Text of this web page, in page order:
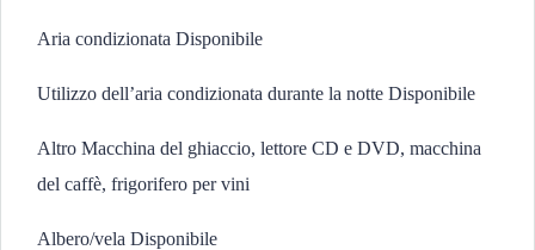
Aria condizionata Disponibile
Utilizzo dell’aria condizionata durante la notte Disponibile
Altro Macchina del ghiaccio, lettore CD e DVD, macchina
del caffè, frigorifero per vini
Albero/vela Disponibile